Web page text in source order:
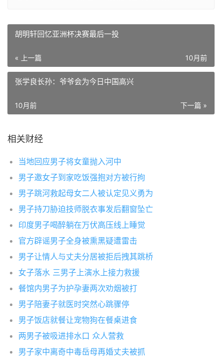
胡明轩回忆亚洲杯决赛最后一投
« 上一篇 10月前
张学良长孙：爷爷会为今日中国高兴
下一篇 »
10月前
相关财经
当地回应男子将女童抛入河中
男子邀女子到家吃饭强抱对方被行拘
男子跳河救起母女二人被认定见义勇为
男子持刀胁迫技师脱衣事发后翻窗坠亡
印度男子喝醉躺在万伏高压线上睡觉
官方辟谣男子全身被熏黑疑遭雷击
男子让情人与丈夫分居被拒后拽其跳桥
女子落水 三男子上演水上接力救援
餐馆内男子为护孕妻两次劝烟被打
男子陪妻子就医时突然心跳骤停
男子饭店就餐让宠物狗在餐桌进食
两男子被吸进排水口 众人营救
男子家中离奇中毒岳母再婚丈夫被抓